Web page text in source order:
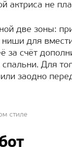
актриса не
две зоны:
для
за счёт
Для
заодно
стиле